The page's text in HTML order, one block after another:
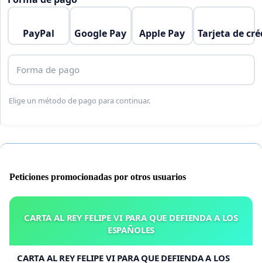
PayPal Google Pay Apple Pay Tarjeta de
Forma de pago
Elige un método de pago para continuar.
Peticiones promocionadas por otros usuarios
CARTA AL REY FELIPE VI PARA QUE DEFIENDA A LOS
ESPAÑOLES
CARTA AL REY FELIPE VI PARA QUE DEFIENDA A LOS